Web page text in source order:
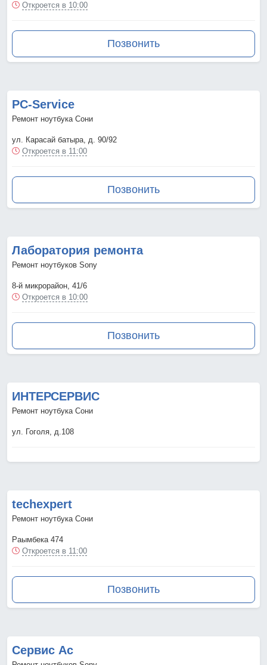
Откроется в 10:00
Позвонить
PC-Service
Ремонт ноутбука Сони
ул. Карасай батыра, д. 90/92
Откроется в 11:00
Позвонить
Лаборатория ремонта
Ремонт ноутбуков Sony
8-й микрорайон, 41/6
Откроется в 10:00
Позвонить
ИНТЕРСЕРВИС
Ремонт ноутбука Сони
ул. Гоголя, д.108
techexpert
Ремонт ноутбука Сони
Раымбека 474
Откроется в 11:00
Позвонить
Сервис Ас